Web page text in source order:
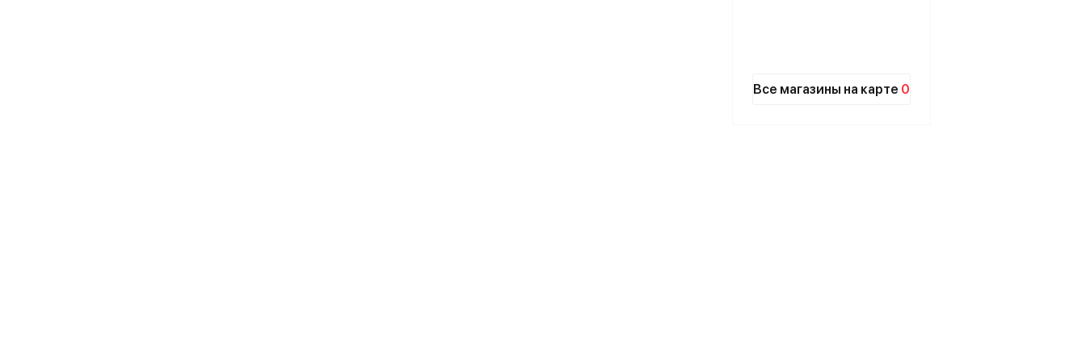
Все магазины на карте 0